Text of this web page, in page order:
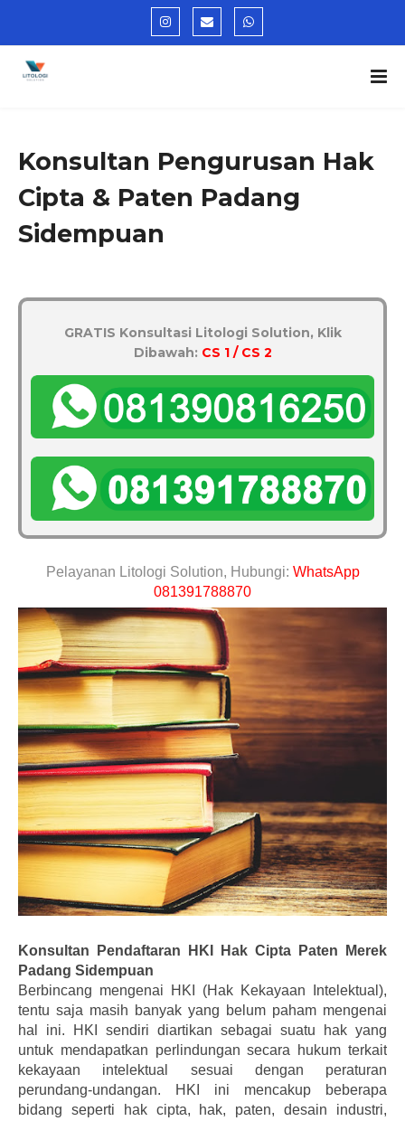
Konsultan Pengurusan Hak
Cipta & Paten Padang
Sidempuan
GRATIS Konsultasi Litologi Solution, Klik
Dibawah: CS 1 / CS 2
Pelayanan Litologi Solution, Hubungi: WhatsApp
081391788870
Konsultan Pendaftaran HKI Hak Cipta Paten Merek
Padang Sidempuan
Berbincang mengenai HKI (Hak Kekayaan Intelektual),
tentu saja masih banyak yang belum paham mengenai
hal ini. HKI sendiri diartikan sebagai suatu hak yang
untuk mendapatkan perlindungan secara hukum terkait
kekayaan intelektual sesuai dengan peraturan
perundang-undangan. HKI ini mencakup beberapa
bidang seperti hak cipta, hak, paten, desain industri,